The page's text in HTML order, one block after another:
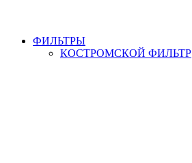
ФИЛЬТРЫ
КОСТРОМСКОЙ ФИЛЬТР